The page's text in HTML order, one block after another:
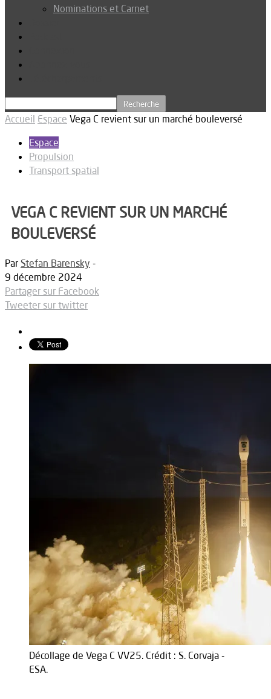
Nominations et Carnet
Accueil Espace Vega C revient sur un marché bouleversé
Espace
Propulsion
Transport spatial
VEGA C REVIENT SUR UN MARCHÉ
BOULEVERSÉ
Par Stefan Barensky -
9 décembre 2024
Partager sur Facebook
Tweeter sur twitter
Décollage de Vega C VV25. Crédit : S. Corvaja -
ESA.